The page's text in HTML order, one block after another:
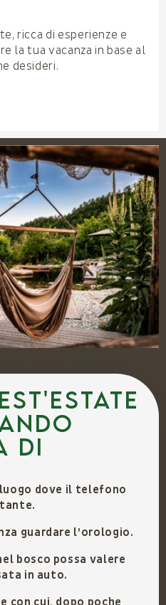
ricca di esperienze e
la tua vacanza in base al
desideri.
DI
dove il telefono
guardare l’orologio.
bosco possa valere
in auto.